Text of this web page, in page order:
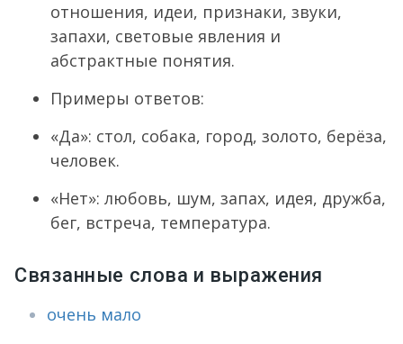
отношения, идеи, признаки, звуки,
запахи, световые явления и
абстрактные понятия.
Примеры ответов:
«Да»: стол, собака, город, золото, берёза,
человек.
«Нет»: любовь, шум, запах, идея, дружба,
бег, встреча, температура.
Связанные слова и выражения
очень мало